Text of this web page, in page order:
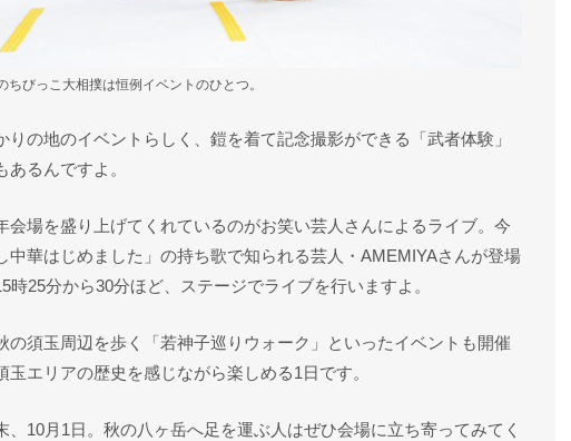
ちびっこ大相撲は恒例イベントのひとつ。
りの地のイベントらしく、鎧を着て記念撮影ができる「武者体験」
あるんですよ。
会場を盛り上げてくれているのがお笑い芸人さんによるライブ。今
中華はじめました」の持ち歌で知られる芸人・AMEMIYAさんが登場
25分から30分ほど、ステージでライブを行いますよ。
の須玉周辺を歩く「若神子巡りウォーク」といったイベントも開催
玉エリアの歴史を感じながら楽しめる1日です。
、10月1日。秋の八ヶ岳へ足を運ぶ人はぜひ会場に立ち寄ってみてく